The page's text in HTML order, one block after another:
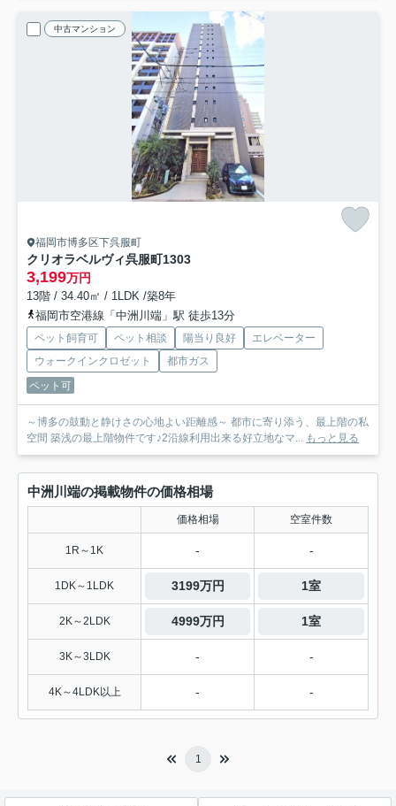
中古マンション
福岡市博多区下呉服町
クリオラベルヴィ呉服町1303
3,199万円
13階 / 34.40㎡ / 1LDK /築8年
福岡市空港線「中洲川端」駅 徒歩13分
ペット飼育可 ペット相談 陽当り良好
エレベーター
ウォークインクロゼット
都市ガス
ペット可
～博多の鼓動と静けさの心地よい距離感～ 都市に寄り添う、最上階の私
空間 築浅の最上階物件です♪2沿線利用出来る好立地なマ...
もっと見る
中洲川端の掲載物件の価格相場
価格相場 空室件数
1R～1K - -
1DK～1LDK 3199万円 1室
2K～2LDK 4999万円 1室
3K～3LDK - -
4K～4LDK以上 - -
1